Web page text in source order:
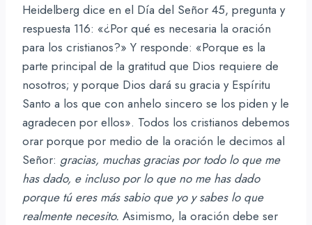
Heidelberg dice en el Día del Señor 45, pregunta y
respuesta 116: «¿Por qué es necesaria la oración
para los cristianos?» Y responde: «Porque es la
parte principal de la gratitud que Dios requiere de
nosotros; y porque Dios dará su gracia y Espíritu
Santo a los que con anhelo sincero se los piden y le
agradecen por ellos». Todos los cristianos debemos
orar porque por medio de la oración le decimos al
Señor: gracias, muchas gracias por todo lo que me
has dado, e incluso por lo que no me has dado
porque tú eres más sabio que yo y sabes lo que
realmente necesito. Asimismo, la oración debe ser